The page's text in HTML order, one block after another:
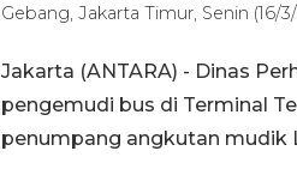
Gebang, Jakarta Timur, Senin (16/
Jakarta (ANTARA) - Dinas
pengemudi bus di Terminal
penumpang angkutan mudik